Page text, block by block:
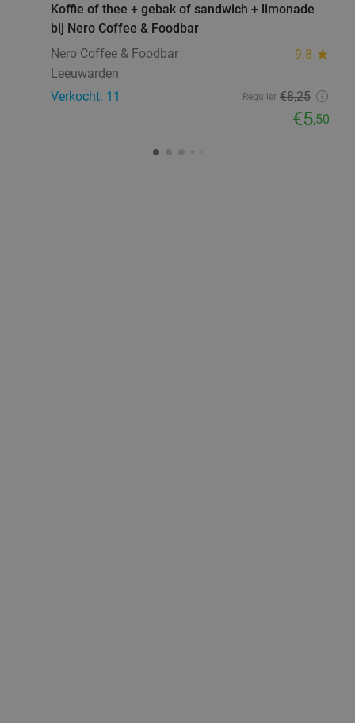
Koffie of thee + gebak of sandwich + limonade
bij Nero Coffee & Foodbar
Nero Coffee & Foodbar
9.8 star
Leeuwarden
Verkocht: 11
Regulier €8,25
€5,50